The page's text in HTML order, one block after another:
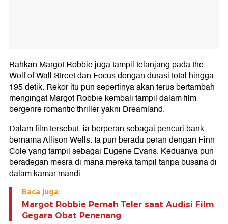
Bahkan Margot Robbie juga tampil telanjang pada the
Wolf of Wall Street dan Focus dengan durasi total hingga
195 detik. Rekor itu pun sepertinya akan terus bertambah
mengingat Margot Robbie kembali tampil dalam film
bergenre romantic thriller yakni Dreamland.
Dalam film tersebut, ia berperan sebagai pencuri bank
bernama Allison Wells. Ia pun beradu peran dengan Finn
Cole yang tampil sebagai Eugene Evans. Keduanya pun
beradegan mesra di mana mereka tampil tanpa busana di
dalam kamar mandi.
Baca juga:
Margot Robbie Pernah Teler saat Audisi Film
Gegara Obat Penenang